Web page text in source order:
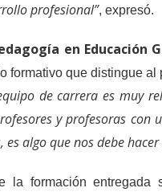
profesional”, expresó.
en Educación
formativo que distingue
de carrera es muy
y profesoras con
algo que nos debe
la formación